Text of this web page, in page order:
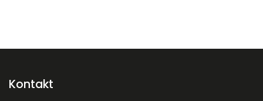
Kontakt